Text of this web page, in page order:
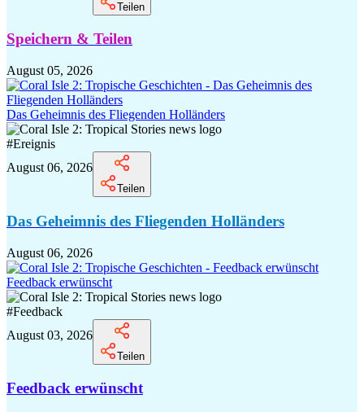
Teilen
Speichern & Teilen
August 05, 2026
Das Geheimnis des Fliegenden Holländers
#Ereignis
August 06, 2026
Teilen
Das Geheimnis des Fliegenden Holländers
August 06, 2026
Feedback erwünscht
#Feedback
August 03, 2026
Teilen
Feedback erwünscht